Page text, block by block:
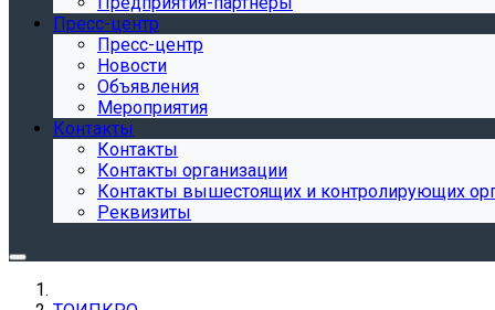
Пресс-центр
Пресс-центр
Новости
Объявления
Мероприятия
Контакты
Контакты
Контакты организации
Контакты вышестоящих и контролирующих
Реквизиты